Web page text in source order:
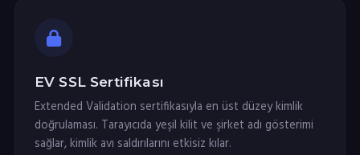
EV SSL Sertifikası
Extended Validation sertifikasıyla en üst düzey kimlik
doğrulaması. Tarayıcıda yeşil kilit ve şirket adı gösterimi
sağlar, kimlik avı saldırılarını etkisiz kılar.